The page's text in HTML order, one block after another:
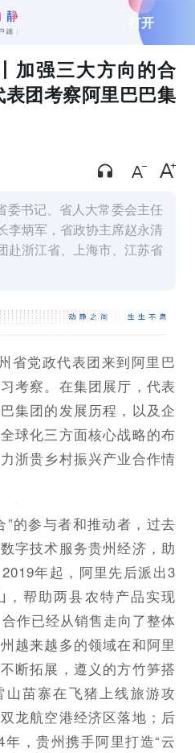
打开
加强三大方向的合
团考察阿里巴巴集
委书记、省人大常委会主任
李炳军，省政协主席赵永清
赴浙江省、上海市、江苏省
省党政代表团来到阿里巴
考察。在集团展厅，代表
集团的发展历程，以及企
球化三方面核心战略的布
浙贵乡村振兴产业合作情
”的参与者和推动者，过去
字技术服务贵州经济，助
年起，阿里先后派出3
，帮助两县农特产品实现
作已经从销售走向了整体
越来越多的领域在和阿里
断拓展，遵义的方竹笋搭
山苗寨在飞猪上线旅游攻
龙航空港经济区落地；后
，贵州携手阿里打造“云